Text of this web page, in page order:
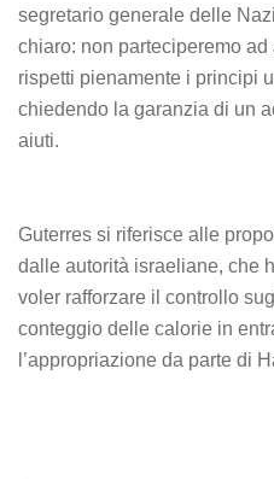
segretario generale delle
chiaro: non parteciperemo
rispetti pienamente i principi
chiedendo la garanzia di un
aiuti.
Guterres si riferisce alle
dalle autorità israeliane, che
voler rafforzare il controllo
conteggio delle calorie in
l’appropriazione da parte di